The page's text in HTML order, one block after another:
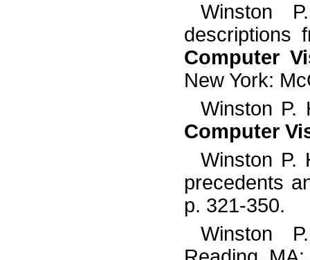
Winston
descriptions
Computer
New York:
Winston
Computer
Winston P.
precedents
p. 321-350.
Winston